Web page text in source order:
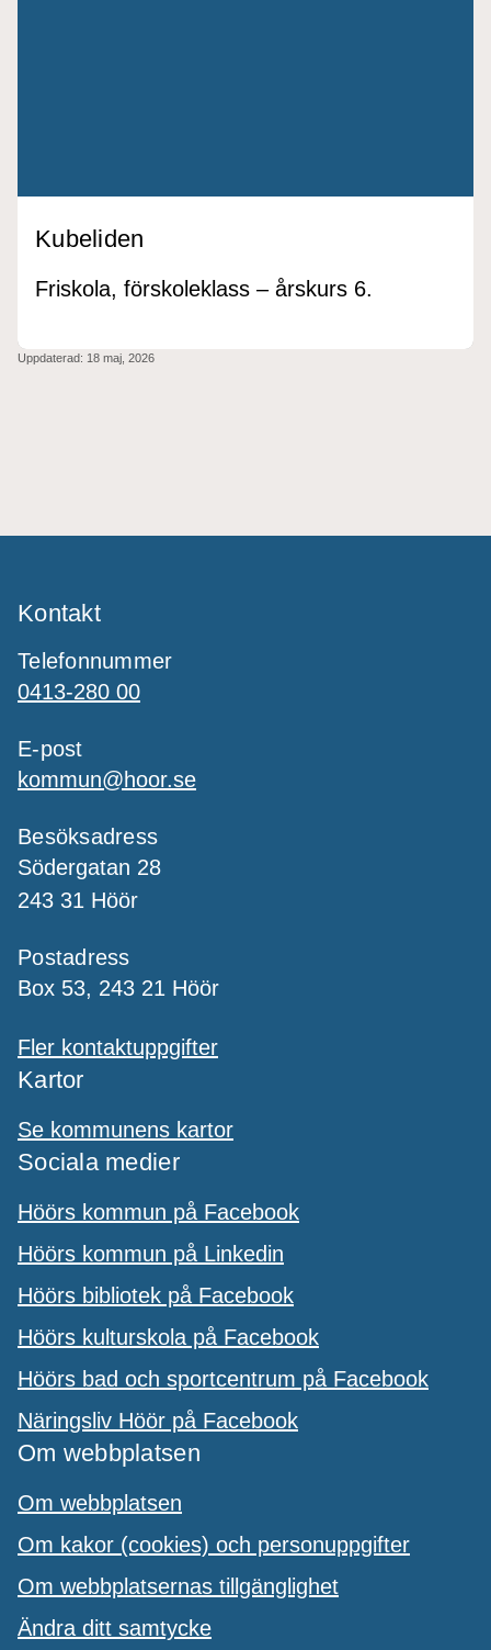
Kubeliden
Friskola, förskoleklass – årskurs 6.
Uppdaterad: 18 maj, 2026
Kontakt
Telefonnummer
0413-280 00
E-post
kommun@hoor.se
Besöksadress
Södergatan 28
243 31 Höör
Postadress
Box 53, 243 21 Höör
Fler kontaktuppgifter
Kartor
Se kommunens kartor
Sociala medier
Höörs kommun på Facebook
Höörs kommun på Linkedin
Höörs bibliotek på Facebook
Höörs kulturskola på Facebook
Höörs bad och sportcentrum på Facebook
Näringsliv Höör på Facebook
Om webbplatsen
Om webbplatsen
Om kakor (cookies) och personuppgifter
Om webbplatsernas tillgänglighet
Ändra ditt samtycke